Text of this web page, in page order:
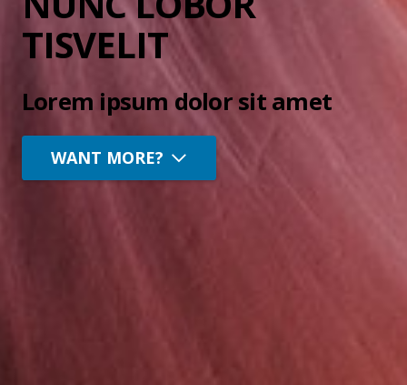
TISVELIT
Lorem ipsum dolor sit amet
WANT MORE?